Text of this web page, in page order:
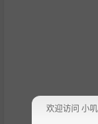
欢迎访问 小